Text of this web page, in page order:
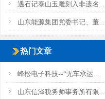
遇石记泰山玉雕刻入非遗名...
山东能源集团党委书记、董...
热门文章
峰松电子科技--“无车承运...
山东信泽税务师事务所有限...